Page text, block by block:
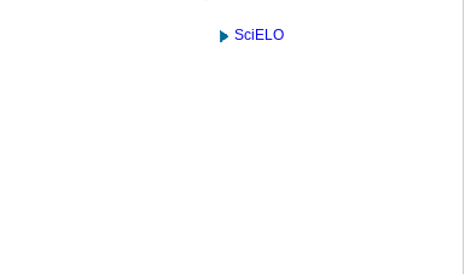
SciELO